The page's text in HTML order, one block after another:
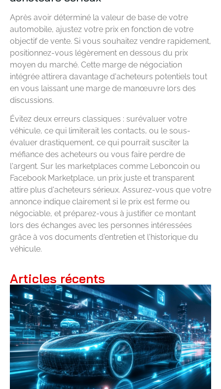
Après avoir déterminé la valeur de base de votre
automobile, ajustez votre prix en fonction de votre
objectif de vente. Si vous souhaitez vendre rapidement,
positionnez-vous légèrement en dessous du prix
moyen du marché. Cette marge de négociation
intégrée attirera davantage d'acheteurs potentiels tout
en vous laissant une marge de manœuvre lors des
discussions.
Évitez deux erreurs classiques : surévaluer votre
véhicule, ce qui limiterait les contacts, ou le sous-
évaluer drastiquement, ce qui pourrait susciter la
méfiance des acheteurs ou vous faire perdre de
l'argent. Sur les marketplaces comme Leboncoin ou
Facebook Marketplace, un prix juste et transparent
attire plus d'acheteurs sérieux. Assurez-vous que votre
annonce indique clairement si le prix est ferme ou
négociable, et préparez-vous à justifier ce montant
lors des échanges avec les personnes intéressées
grâce à vos documents d'entretien et l'historique du
véhicule.
Articles récents